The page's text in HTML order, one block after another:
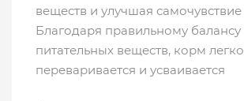
веществ и улучшая самочувствие
Благодаря правильному балансу
питательных веществ, корм легко
переваривается и усваивается